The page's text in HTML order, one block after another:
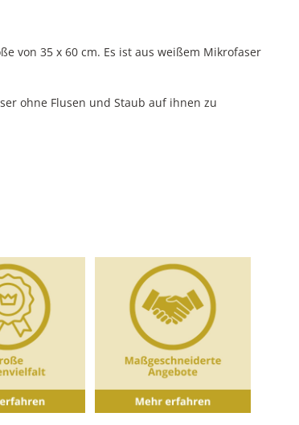
von 35 x 60 cm. Es ist aus weißem Mikrofaser
ohne Flusen und Staub auf ihnen zu